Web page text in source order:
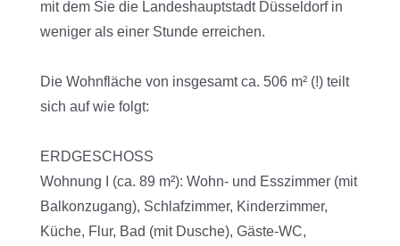
mit dem Sie die Landeshauptstadt Düsseldorf in
weniger als einer Stunde erreichen.
Die Wohnfläche von insgesamt ca. 506 m² (!) teilt
sich auf wie folgt:
ERDGESCHOSS
Wohnung I (ca. 89 m²): Wohn- und Esszimmer (mit
Balkonzugang), Schlafzimmer, Kinderzimmer,
Küche, Flur, Bad (mit Dusche), Gäste-WC,